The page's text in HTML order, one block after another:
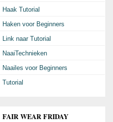
Haak Tutorial
Haken voor Beginners
Link naar Tutorial
NaaiTechnieken
Naailes voor Beginners
Tutorial
FAIR WEAR FRIDAY